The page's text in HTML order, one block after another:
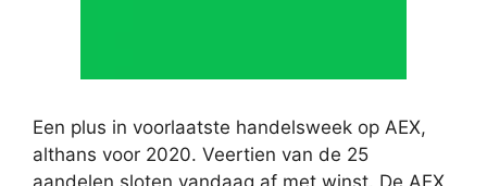
Een plus in voorlaatste handelsweek op AEX,
althans voor 2020. Veertien van de 25